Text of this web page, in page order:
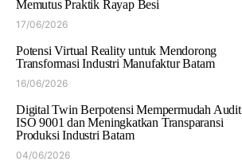
Memutus Praktik Rayap Besi
17/06/2026
Potensi Virtual Reality untuk Mendorong
Transformasi Industri Manufaktur Batam
16/06/2026
Digital Twin Berpotensi Mempermudah Audit
ISO 9001 dan Meningkatkan Transparansi
Produksi Industri Batam
04/06/2026